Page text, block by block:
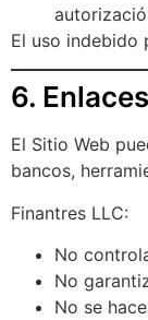
El uso indebido
6.
El Sitio Web
bancos,
Finantres LLC:
No
No
No se